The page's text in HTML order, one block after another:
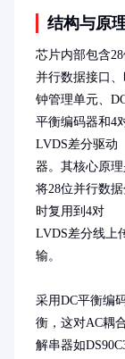
结构与原
芯片内部包含28
并行数据接口
钟管理单元、
平衡编码器和4
LVDS差分驱动
器。其核心原理
将28位并行数
时复用到4对
LVDS差分线上
输。
采用DC平衡编
衡，这对AC耦
解串器如